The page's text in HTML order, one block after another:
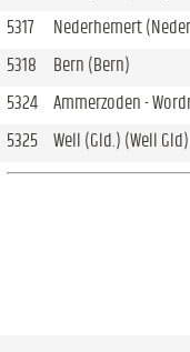
5317
Nederhemert
5318
Bern (Bern)
5324
Ammerzoden -
5325
Well (Gld.) (Well Gld)